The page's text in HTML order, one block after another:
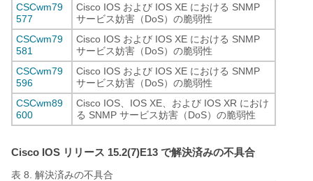
CSCwm79
577
Cisco IOS および IOS XE における SNMP
サービス妨害（DoS）の脆弱性
CSCwm79
581
Cisco IOS および IOS XE における SNMP
サービス妨害（DoS）の脆弱性
CSCwm79
596
Cisco IOS および IOS XE における SNMP
サービス妨害（DoS）の脆弱性
CSCwm89
600
Cisco IOS、IOS XE、および IOS XR におけ
る SNMP サービス妨害（DoS）の脆弱性
Cisco IOS リリース 15.2(7)E13 で解決済みの不具合
表 8. 解決済みの不具合